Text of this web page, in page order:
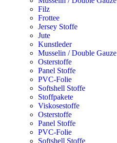
Filz
Frottee
Jersey Stoffe
Jute
Kunstleder
Musselin / Double Gauze
Osterstoffe
Panel Stoffe
PVC-Folie
Softshell Stoffe
Stoffpakete
Viskosestoffe
Osterstoffe
Panel Stoffe
PVC-Folie
Softshell Stoffe